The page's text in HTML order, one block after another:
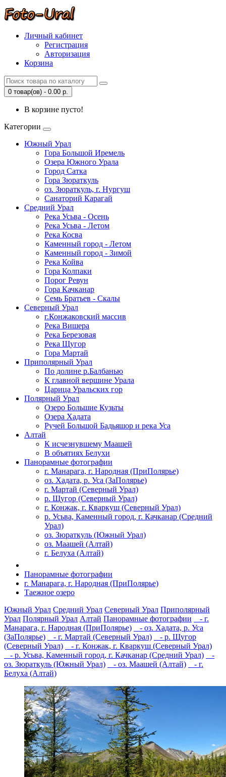
Личный кабинет
Регистрация
Авторизация
Корзина
0 товар(ов) - 0.00 р.
В корзине пусто!
Категории
Южный Урал
Гора Большой Иремель
Озера Южного Урала
Город Сатка
Гора Зюраткуль
оз. Зюраткуль, г. Нургуш
Санаторий Карагай
Средний Урал
Река Усьва - Осень
Река Усьва - Летом
Река Косва
Каменный город - Летом
Каменный город - Зимой
Река Койва
Гора Колпаки
Порог Ревун
Гора Качканар
Семь Братьев - Скалы
Северный Урал
г.Конжаковский массив
Река Вишера
Река Березовая
Река Щугор
Гора Мартай
Приполярный Урал
По долине р.Балбанью
К главной вершине Урала
Царица Уральских гор
Полярный Урал
Озеро Большие Кузьты
Озера Хадата
Ручей Большой Бадьяшор и река Уса
Алтай
К исчезнувшему Маашей
В объятиях Белухи
Панорамные фотографии
г. Манарага, г. Народная (ПриПолярье)
оз. Хадата, р. Уса (ЗаПолярье)
г. Мартай (Северный Урал)
р. Щугор (Северный Урал)
г. Конжак, г. Кваркуш (Северный Урал)
р. Усьва, Каменный город, г. Качканар (Средний
Урал)
оз. Зюраткуль (Южный Урал)
оз. Маашей (Алтай)
г. Белуха (Алтай)
Панорамные фотографии
г. Манарага, г. Народная (ПриПолярье)
Таежное озеро
Южный Урал Средний Урал Северный Урал Приполярный
Урал Полярный Урал Алтай Панорамные фотографии
- г.
Манарага, г. Народная (ПриПолярье)
- оз. Хадата, р. Уса
(ЗаПолярье)
- г. Мартай (Северный Урал)
- р. Щугор
(Северный Урал)
- г. Конжак, г. Кваркуш (Северный Урал)
- р. Усьва, Каменный город, г. Качканар (Средний Урал)
-
оз. Зюраткуль (Южный Урал)
- оз. Маашей (Алтай)
- г.
Белуха (Алтай)